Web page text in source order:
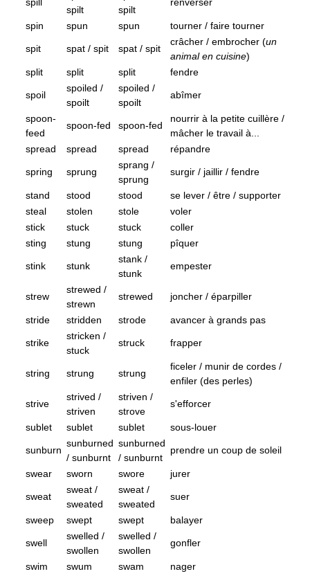
spilt
spilt
spin spun spun tourner / faire tourner
spit spat / spit spat / spit
crâcher / embrocher (un
animal en cuisine)
split
split split fendre
spoil
spoiled /
spoilt
spoiled /
spoilt
abîmer
spoon-
feed
spoon-fed spoon-fed
nourrir à la petite cuillère /
mâcher le travail à...
spread
spread spread répandre
spring sprung
sprang /
sprung
surgir / jaillir / fendre
stand stood stood
se lever / être / supporter
steal
stolen stole
voler
stick
stuck stuck
coller
sting
stung stung pîquer
stink stunk
stank /
stunk
empester
strew
strewed /
strewn
strewed joncher / éparpiller
stride stridden strode avancer à grands pas
strike
stricken /
stuck
struck frapper
string strung strung
ficeler / munir de cordes /
enfiler (des perles)
strive
strived /
striven
striven /
strove
s'efforcer
sublet sublet sublet sous-louer
sunburn
sunburned
/ sunburnt
sunburned
/ sunburnt
prendre un coup de soleil
swear sworn swore jurer
sweat
sweat /
sweated
sweat /
sweated
suer
sweep swept swept balayer
swell
swelled /
swollen
swelled /
swollen
gonfler
swim swum swam
nager